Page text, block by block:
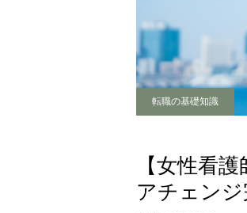
転職の基礎知識
【女性看
アチェン